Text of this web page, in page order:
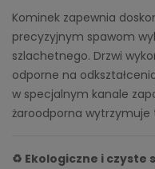
Kominek zapewnia
precyzyjnym spawom
szlachetnego. Drzwi
odporne na
w specjalnym kanale
żaroodporna
♻️ Ekologiczne i czyste